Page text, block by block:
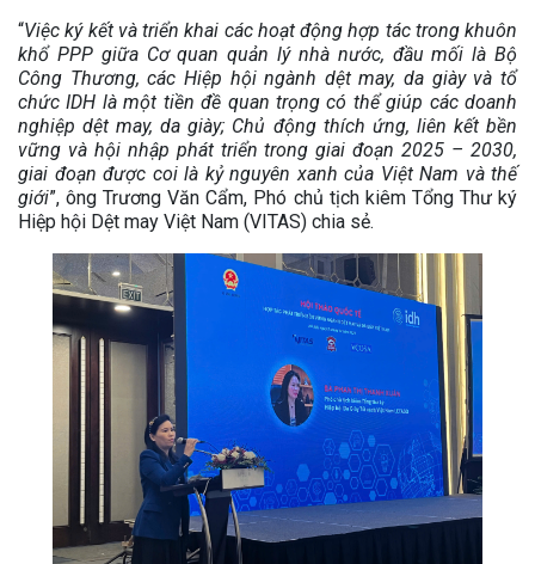
“Việc ký kết và triển khai các hoạt động hợp tác trong khuôn
khổ PPP giữa Cơ quan quản lý nhà nước, đầu mối là Bộ
Công Thương, các Hiệp hội ngành dệt may, da giày và tổ
chức IDH là một tiền đề quan trọng có thể giúp các doanh
nghiệp dệt may, da giày; Chủ động thích ứng, liên kết bền
vững và hội nhập phát triển trong giai đoạn 2025 – 2030,
giai đoạn được coi là kỷ nguyên xanh của Việt Nam và thế
giới”, ông Trương Văn Cẩm, Phó chủ tịch kiêm Tổng Thư ký
Hiệp hội Dệt may Việt Nam (VITAS) chia sẻ.